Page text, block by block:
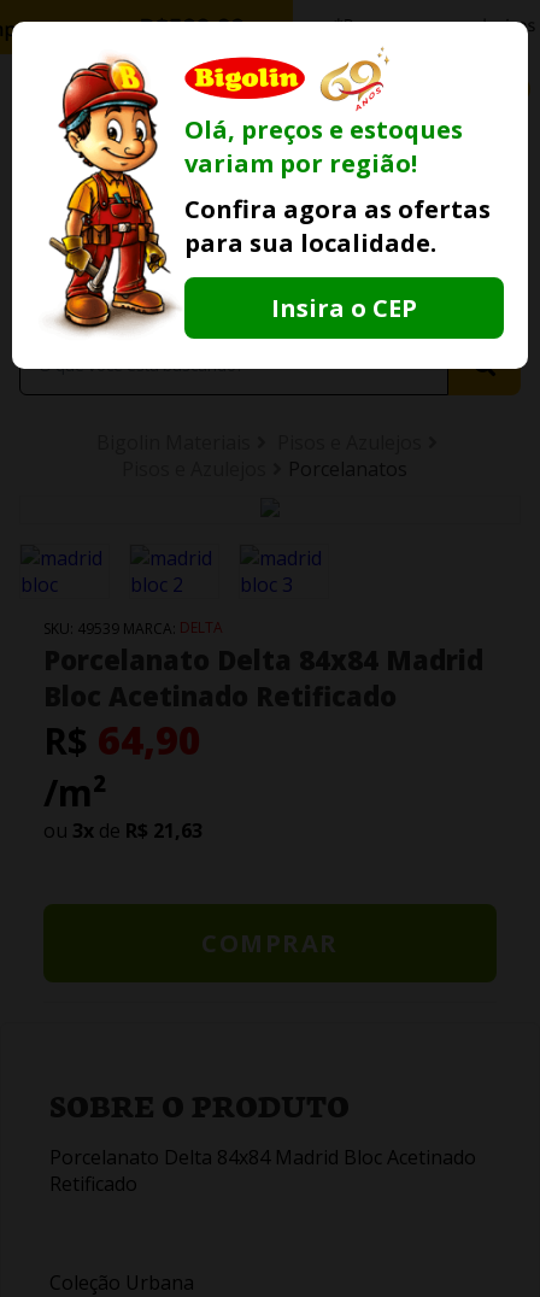
Informeseu CEP
Olá, preços e estoques
variam por região!
Confira agora as ofertas
para sua localidade.
Insira o CEP
Ofertas
Lojas Fisicas
Conta
Whatsapp
SKU: 49539 MARCA: DELTA
R$ 64,90
/m²
ou 3x de R$ 21,63
COMPRAR
SOBRE O PRODUTO
Porcelanato Delta 84x84 Madrid Bloc Acetinado
Retificado
Coleção Urbana